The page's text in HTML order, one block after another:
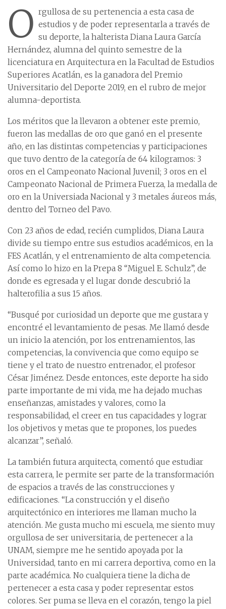
O rgullosa de su pertenencia a esta casa de
estudios y de poder representarla a través de
su deporte, la halterista Diana Laura García
Hernández, alumna del quinto semestre de la
licenciatura en Arquitectura en la Facultad de Estudios
Superiores Acatlán, es la ganadora del Premio
Universitario del Deporte 2019, en el rubro de mejor
alumna-deportista.
Los méritos que la llevaron a obtener este premio,
fueron las medallas de oro que ganó en el presente
año, en las distintas competencias y participaciones
que tuvo dentro de la categoría de 64 kilogramos: 3
oros en el Campeonato Nacional Juvenil; 3 oros en el
Campeonato Nacional de Primera Fuerza, la medalla de
oro en la Universiada Nacional y 3 metales áureos más,
dentro del Torneo del Pavo.
Con 23 años de edad, recién cumplidos, Diana Laura
divide su tiempo entre sus estudios académicos, en la
FES Acatlán, y el entrenamiento de alta competencia.
Así como lo hizo en la Prepa 8 “Miguel E. Schulz”, de
donde es egresada y el lugar donde descubrió la
halterofilia a sus 15 años.
“Busqué por curiosidad un deporte que me gustara y
encontré el levantamiento de pesas. Me llamó desde
un inicio la atención, por los entrenamientos, las
competencias, la convivencia que como equipo se
tiene y el trato de nuestro entrenador, el profesor
César Jiménez. Desde entonces, este deporte ha sido
parte importante de mi vida, me ha dejado muchas
enseñanzas, amistades y valores, como la
responsabilidad, el creer en tus capacidades y lograr
los objetivos y metas que te propones, los puedes
alcanzar”, señaló.
La también futura arquitecta, comentó que estudiar
esta carrera, le permite ser parte de la transformación
de espacios a través de las construcciones y
edificaciones. “La construcción y el diseño
arquitectónico en interiores me llaman mucho la
atención. Me gusta mucho mi escuela, me siento muy
orgullosa de ser universitaria, de pertenecer a la
UNAM, siempre me he sentido apoyada por la
Universidad, tanto en mi carrera deportiva, como en la
parte académica. No cualquiera tiene la dicha de
pertenecer a esta casa y poder representar estos
colores. Ser puma se lleva en el corazón, tengo la piel